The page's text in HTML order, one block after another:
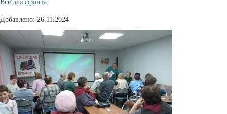
Всё для фронта
Добавлено: 26.11.2024